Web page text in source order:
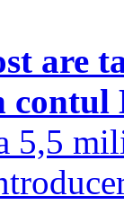
are
5,5